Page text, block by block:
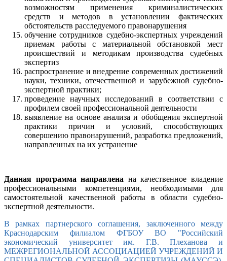
возможностям применения криминалистических
средств и методов в установлении фактических
обстоятельств расследуемого правонарушения
обучение сотрудников судебно-экспертных учреждений
приемам работы с материальной обстановкой мест
происшествий и методикам производства судебных
экспертиз
распространение и внедрение современных достижений
науки, техники, отечественной и зарубежной судебно-
экспертной практики;
проведение научных исследований в соответствии с
профилем своей профессиональной деятельности
выявление на основе анализа и обобщения экспертной
практики причин и условий, способствующих
совершению правонарушений, разработка предложений,
направленных на их устранение
Данная программа направлена на качественное владение
профессиональными компетенциями, необходимыми для
самостоятельной качественной работы в области судебно-
экспертной деятельности.
В рамках партнерского соглашения, заключенного между
Краснодарским филиалом ФГБОУ ВО "Российский
экономический университет им. Г.В. Плеханова и
МЕЖРЕГИОНАЛЬНОЙ АССОЦИАЦИЕЙ УЧРЕЖДЕНИЙ И